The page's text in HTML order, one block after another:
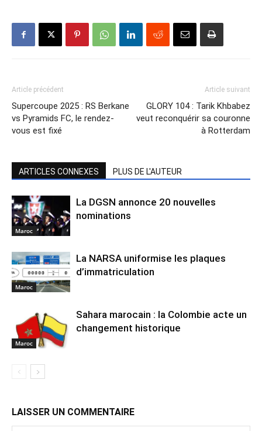
Article précédent
Supercoupe 2025 : RS Berkane
vs Pyramids FC, le rendez-
vous est fixé
Article suivant
GLORY 104 : Tarik Khbabez
veut reconquérir sa couronne
à Rotterdam
ARTICLES CONNEXES PLUS DE L'AUTEUR
Maroc
La DGSN annonce 20 nouvelles
nominations
Maroc
La NARSA uniformise les plaques
d’immatriculation
Maroc
Sahara marocain : la Colombie acte un
changement historique
LAISSER UN COMMENTAIRE